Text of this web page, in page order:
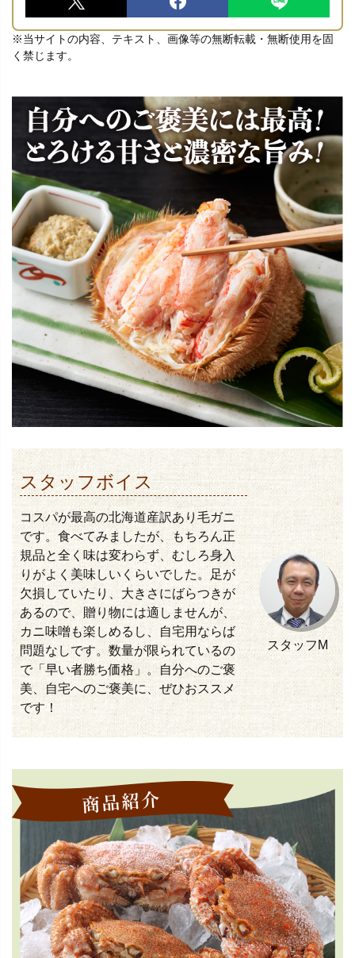
※当サイトの内容、テキスト、画像等の無断転載・無断使用を固
く禁じます。
スタッフボイス
コスパが最高の北海道産訳あり毛ガニ
です。食べてみましたが、もちろん正
規品と全く味は変わらず、むしろ身入
りがよく美味しいくらいでした。足が
欠損していたり、大きさにばらつきが
あるので、贈り物には適しませんが、
カニ味噌も楽しめるし、自宅用ならば
問題なしです。数量が限られているの
で「早い者勝ち価格」。自分へのご褒
美、自宅へのご褒美に、ぜひおススメ
です！
スタッフM